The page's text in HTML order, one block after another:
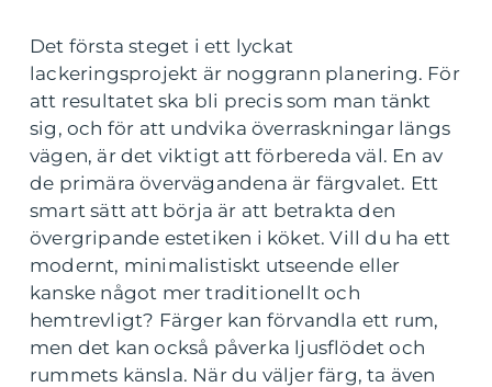
Det första steget i ett lyckat
lackeringsprojekt är noggrann planering. För
att resultatet ska bli precis som man tänkt
sig, och för att undvika överraskningar längs
vägen, är det viktigt att förbereda väl. En av
de primära övervägandena är färgvalet. Ett
smart sätt att börja är att betrakta den
övergripande estetiken i köket. Vill du ha ett
modernt, minimalistiskt utseende eller
kanske något mer traditionellt och
hemtrevligt? Färger kan förvandla ett rum,
men det kan också påverka ljusflödet och
rummets känsla. När du väljer färg, ta även